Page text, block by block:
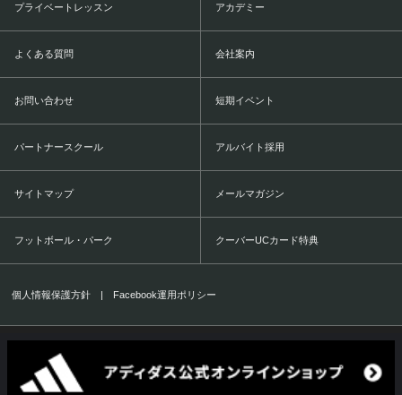
プライベートレッスン アカデミー
よくある質問 会社案内
お問い合わせ 短期イベント
パートナースクール アルバイト採用
サイトマップ メールマガジン
フットボール・パーク クーバーUCカード特典
個人情報保護方針 | Facebook運用ポリシー
1999-2016 All Rights Reserved.